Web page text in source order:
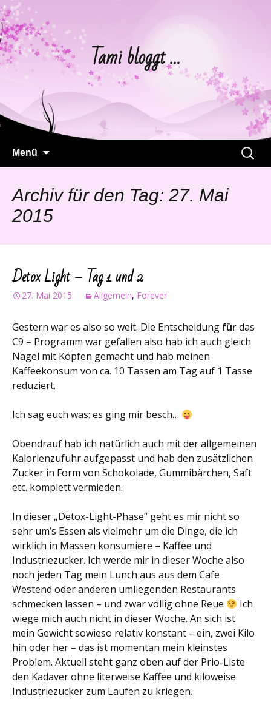
Tami bloggt …
Menü
Suchen
nach:
Archiv für den Tag: 27. Mai
2015
Detox Light – Tag 1 und 2
27. Mai 2015 Allgemein, Forever
Gestern war es also so weit. Die Entscheidung fürdas
C9 – Programm war gefallen also hab ich auch gleich
Nägel mit Köpfen gemacht und hab meinen
Kaffeekonsum von ca. 10 Tassen am Tag auf 1 Tasse
reduziert.
Ich sag euch was: es ging mir besch…
Obendrauf hab ich natürlich auch mit der allgemeinen
Kalorienzufuhr aufgepasst und hab den zusätzlichen
Zucker in Form von Schokolade, Gummibärchen, Saft
etc. komplett vermieden.
In dieser „Detox-Light-Phase“ geht es mir nicht so
sehr um’s Essen als vielmehr um die Dinge, die ich
wirklich in Massen konsumiere – Kaffee und
Industriezucker. Ich werde mir in dieser Woche also
noch jeden Tag mein Lunch aus aus dem Cafe
Westend oder anderen umliegenden Restaurants
schmecken lassen – und zwar völlig ohne Reue
Ich
wiege mich auch nicht in dieser Woche. An sich ist
mein Gewicht sowieso relativ konstant – ein, zwei Kilo
hin oder her – das ist momentan mein kleinstes
Problem. Aktuell steht ganz oben auf der Prio-Liste
den Kadaver ohne literweise Kaffee und kiloweise
Industriezucker zum Laufen zu kriegen.